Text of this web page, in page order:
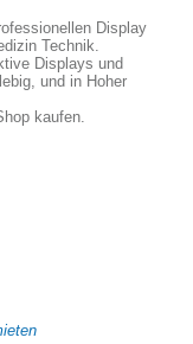
Display
Technik.
Displays und
und in Hoher
kaufen.